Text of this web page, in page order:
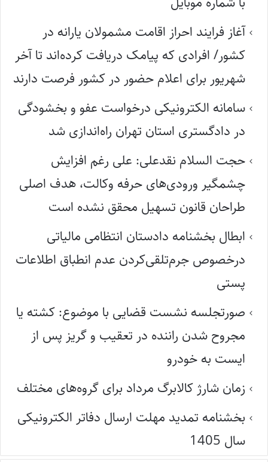
آغاز فرایند احراز اقامت مشمولان یارانه در
کشور/ افرادی که پیامک دریافت کرده‌اند تا آخر
شهریور برای اعلام حضور در کشور فرصت دارند
سامانه الکترونیکی درخواست عفو و بخشودگی
در دادگستری استان تهران راه‌اندازی شد
حجت السلام نقدعلی: علی رغم افزایش
چشمگیر ورودی‌های حرفه وکالت، هدف اصلی
طراحان قانون تسهیل محقق نشده است
ابطال بخشنامه دادستان انتظامی مالیاتی
درخصوص جرم‌تلقی‌کردن عدم انطباق اطلاعات
پستی
صورتجلسه نشست قضایی با موضوع: کشته یا
مجروح شدن راننده در تعقیب و گریز پس از
ایست به خودرو
زمان شارژ کالابرگ مرداد برای گروه‌های مختلف
بخشنامه تمدید مهلت ارسال دفاتر الکترونیکی
سال 1405